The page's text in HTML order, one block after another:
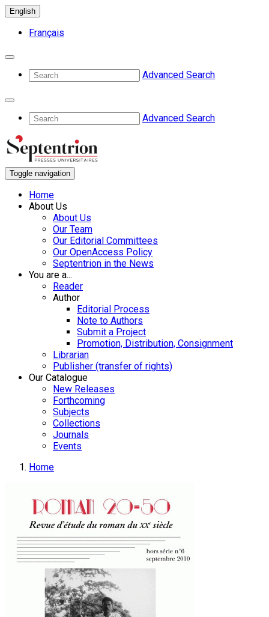
English
Français
Advanced Search
Advanced Search
Toggle navigation
Home
About Us
About Us
Our Team
Our Editorial Committees
Our OpenAccess Policy
Septentrion in the News
You are a...
Reader
Author
Editorial Process
Note to Authors
Submit a Project
Promotion, Distribution, Consignment
Librarian
Publisher (transfer of rights)
Our Catalogue
New Releases
Forthcoming
Subjects
Collections
Journals
Events
Home